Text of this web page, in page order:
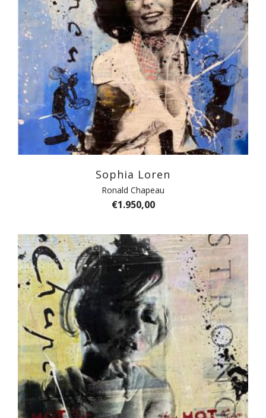
Sophia Loren
Ronald Chapeau
€1.950,00